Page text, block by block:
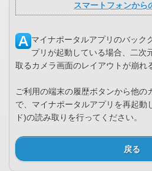
スマートフォンから
マイナポータルアプリのバック
プリが起動している場合、二次
取るカメラ画面のレイアウトが崩れ
ご利用の端末の履歴ボタンから他の
で、マイナポータルアプリを再起動
ド)の読み取りを行ってください。
戻る